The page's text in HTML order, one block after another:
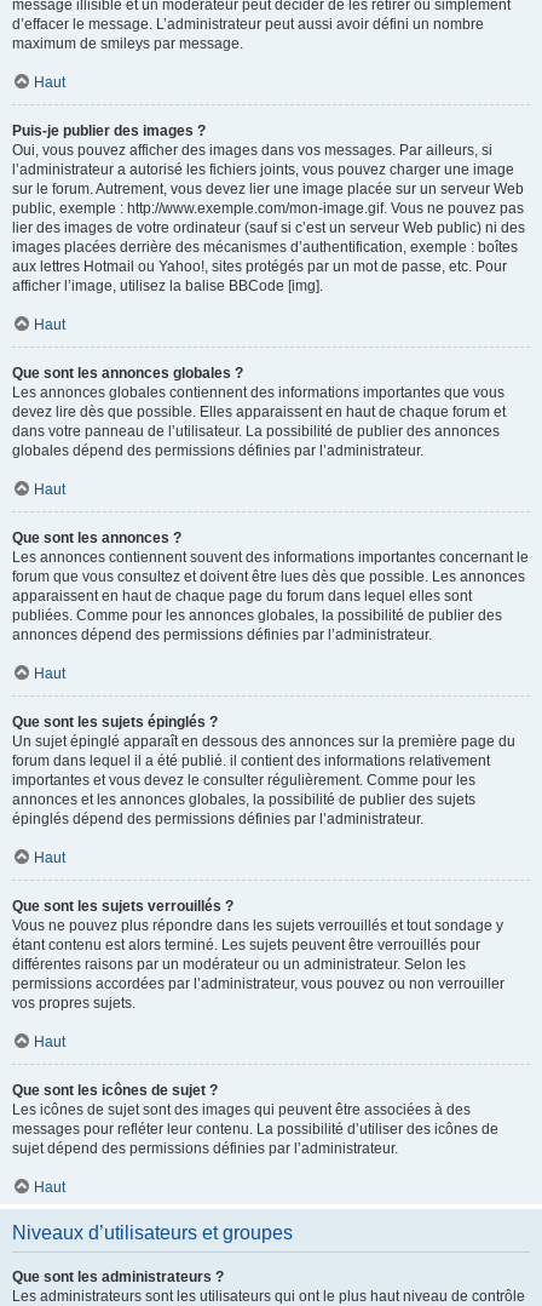
message illisible et un modérateur peut décider de les retirer ou simplement
d’effacer le message. L’administrateur peut aussi avoir défini un nombre
maximum de smileys par message.
Haut
Puis-je publier des images ?
Oui, vous pouvez afficher des images dans vos messages. Par ailleurs, si
l’administrateur a autorisé les fichiers joints, vous pouvez charger une image
sur le forum. Autrement, vous devez lier une image placée sur un serveur Web
public, exemple : http://www.exemple.com/mon-image.gif. Vous ne pouvez pas
lier des images de votre ordinateur (sauf si c’est un serveur Web public) ni des
images placées derrière des mécanismes d’authentification, exemple : boîtes
aux lettres Hotmail ou Yahoo!, sites protégés par un mot de passe, etc. Pour
afficher l’image, utilisez la balise BBCode [img].
Haut
Que sont les annonces globales ?
Les annonces globales contiennent des informations importantes que vous
devez lire dès que possible. Elles apparaissent en haut de chaque forum et
dans votre panneau de l’utilisateur. La possibilité de publier des annonces
globales dépend des permissions définies par l’administrateur.
Haut
Que sont les annonces ?
Les annonces contiennent souvent des informations importantes concernant le
forum que vous consultez et doivent être lues dès que possible. Les annonces
apparaissent en haut de chaque page du forum dans lequel elles sont
publiées. Comme pour les annonces globales, la possibilité de publier des
annonces dépend des permissions définies par l’administrateur.
Haut
Que sont les sujets épinglés ?
Un sujet épinglé apparaît en dessous des annonces sur la première page du
forum dans lequel il a été publié. il contient des informations relativement
importantes et vous devez le consulter régulièrement. Comme pour les
annonces et les annonces globales, la possibilité de publier des sujets
épinglés dépend des permissions définies par l’administrateur.
Haut
Que sont les sujets verrouillés ?
Vous ne pouvez plus répondre dans les sujets verrouillés et tout sondage y
étant contenu est alors terminé. Les sujets peuvent être verrouillés pour
différentes raisons par un modérateur ou un administrateur. Selon les
permissions accordées par l’administrateur, vous pouvez ou non verrouiller
vos propres sujets.
Haut
Que sont les icônes de sujet ?
Les icônes de sujet sont des images qui peuvent être associées à des
messages pour refléter leur contenu. La possibilité d’utiliser des icônes de
sujet dépend des permissions définies par l’administrateur.
Haut
Niveaux d’utilisateurs et groupes
Que sont les administrateurs ?
Les administrateurs sont les utilisateurs qui ont le plus haut niveau de contrôle